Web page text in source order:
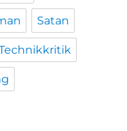
Satan